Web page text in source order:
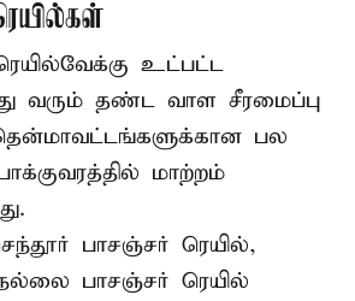
உட்பட்ட
வரும் தண்ட வாள சீரமைப்பு
பல
மாற்றம்
பாசஞ்சர் ரெயில்,
பாசஞ்சர் ரெயில்